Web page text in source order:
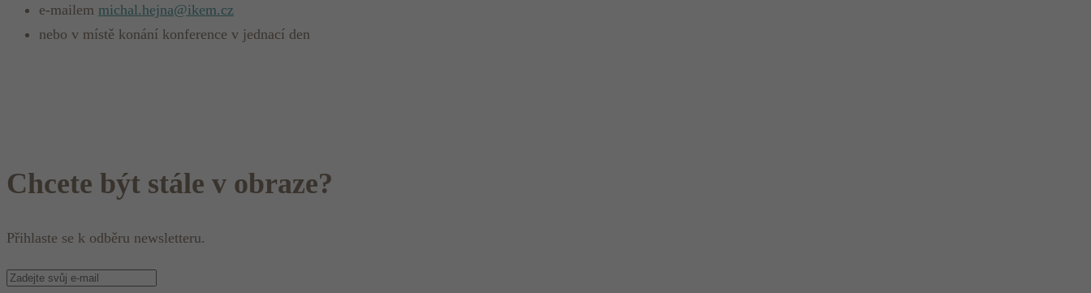
e-mailem michal.hejna@ikem.cz
nebo v místě konání konference v jednací den
Chcete být stále v obraze?
Přihlaste se k odběru newsletteru.